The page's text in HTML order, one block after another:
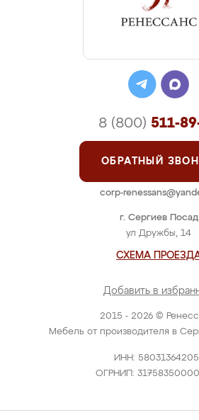
2015 - 2026 ©
Мебель от производителя в
ИНН:
ОГРНИП:
г. Сергиев Посад
ул Дружбы, 14
СХЕМА
Добавить в
8 (800) 511-
ОБРАТНЫЙ
corp-